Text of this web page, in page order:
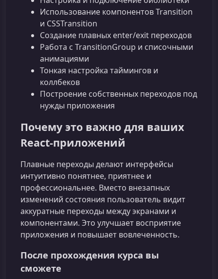
Использование компонентов Transition
и CSSTransition
Создание плавных enter/exit переходов
Работа с TransitionGroup и списочными
анимациями
Тонкая настройка таймингов и
коллбеков
Построение собственных переходов под
нужды приложения
Почему это важно для ваших
React‑приложений
Плавные переходы делают интерфейсы
интуитивно понятнее, приятнее и
профессиональнее. Вместо внезапных
изменений состояния пользователь видит
аккуратные переходы между экранами и
компонентами. Это улучшает восприятие
приложения и повышает вовлеченность.
После прохождения курса вы
сможете